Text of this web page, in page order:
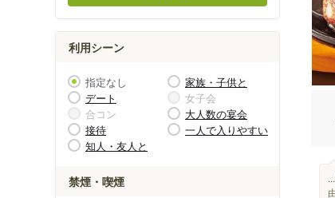
利用シーン
指定なし
家族・子供と
デート
女子会
合コン
大人数の宴会
接待
一人で入りやすい
知人・友人と
禁煙・喫煙